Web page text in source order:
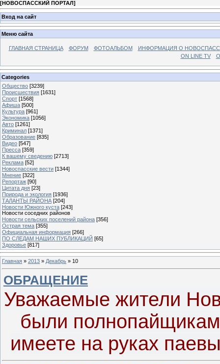
[НОВОСПАССКИЙ ПОРТАЛ]
Вход на сайт
Меню сайта
ГЛАВНАЯ СТРАНИЦА ФОРУМ ФОТОАЛЬБОМ
ИНФОРМАЦИЯ О
ON LINE TV
Categories
Общество [3239]
Происшествия [1631]
Спорт [1568]
Афиша [500]
Культура [961]
Экономика [1056]
Авто [1261]
Криминал [1371]
Образование [835]
Видео [547]
Пресса [359]
К вашему сведению [2713]
Реклама [52]
Новоспасские вести [1344]
Мнение [322]
Репортаж [90]
Цитата дня [23]
Природа и экология [1936]
ТАЛАНТЫ РАЙОНА [204]
Новости Южного куста [243]
Новости соседних районов
Новости сельских поселений района [356]
Острая тема [355]
Официальная информация [266]
ПО СЛЕДАМ НАШИХ ПУБЛИКАЦИЙ [65]
Здоровье [817]
Главная » 2013 » Декабрь » 10
ОБРАЩЕНИЕ
Уважаемые жители
были
имеете на руках